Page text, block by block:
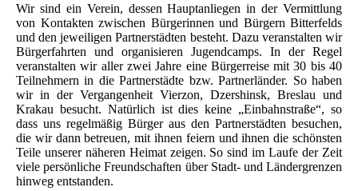
Wir sind ein Verein, dessen Hauptanliegen in der Vermittlung
von Kontakten zwischen Bürgerinnen und Bürgern Bitterfelds
und den jeweiligen Partnerstädten besteht. Dazu veranstalten wir
Bürgerfahrten und organisieren Jugendcamps. In der Regel
veranstalten wir aller zwei Jahre eine Bürgerreise mit 30 bis 40
Teilnehmern in die Partnerstädte bzw. Partnerländer. So haben
wir in der Vergangenheit Vierzon, Dzershinsk, Breslau und
Krakau besucht. Natürlich ist dies keine „Einbahnstraße“, so
dass uns regelmäßig Bürger aus den Partnerstädten besuchen,
die wir dann betreuen, mit ihnen feiern und ihnen die schönsten
Teile unserer näheren Heimat zeigen. So sind im Laufe der Zeit
viele persönliche Freundschaften über Stadt- und Ländergrenzen
hinweg entstanden.